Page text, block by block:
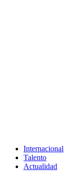
Internacional
Talento
Actualidad